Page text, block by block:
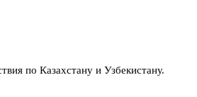
по Казахстану и Узбекистану.